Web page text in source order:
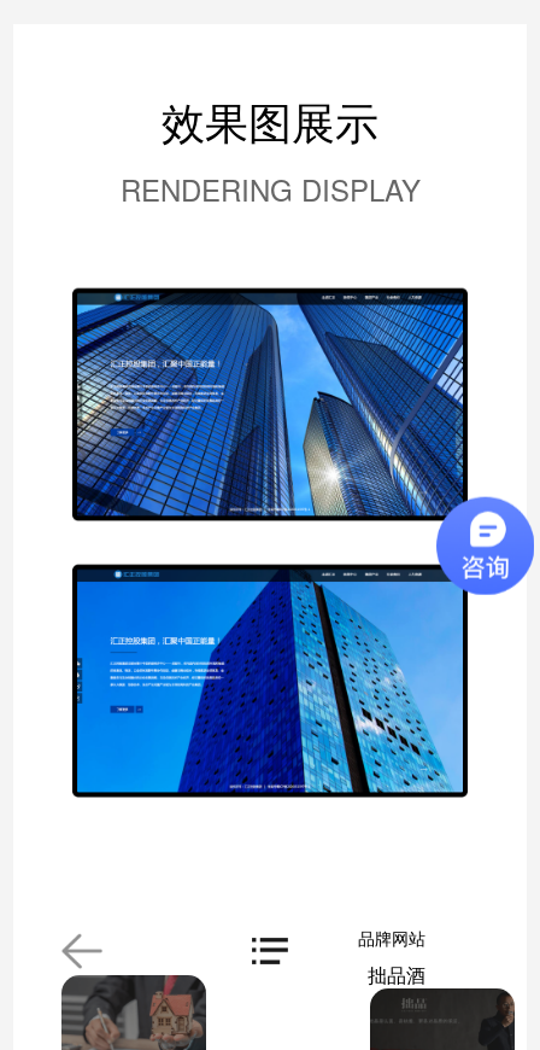
效果图展示
RENDERING DISPLAY
品牌网站
拙品酒